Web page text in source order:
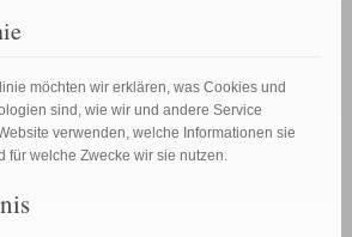
möchten wir erklären, was Cookies und
sind, wie wir und andere Service
verwenden, welche Informationen sie
für welche Zwecke wir sie nutzen.